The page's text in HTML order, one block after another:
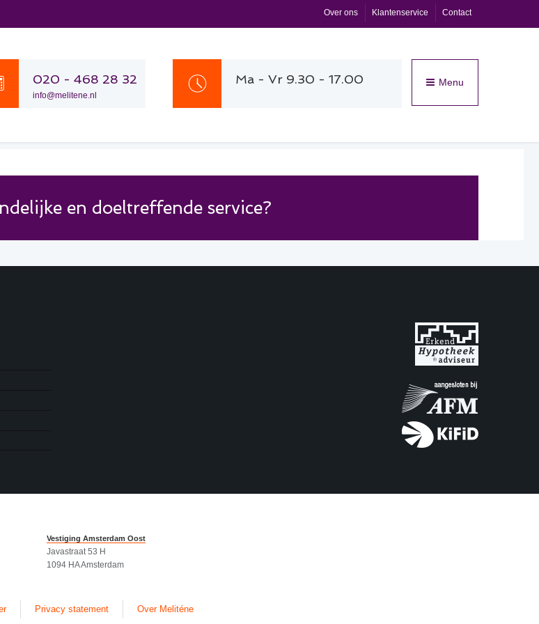
Over ons Klantenservice Contact
020 - 468 28 32
info@melitene.nl
Ma - Vr 9.30 - 17.00 Menu
en doeltreffende service?
Vestiging Amsterdam Oost
Javastraat 53 H
1094 HA Amsterdam
Privacy statement Over Meliténe